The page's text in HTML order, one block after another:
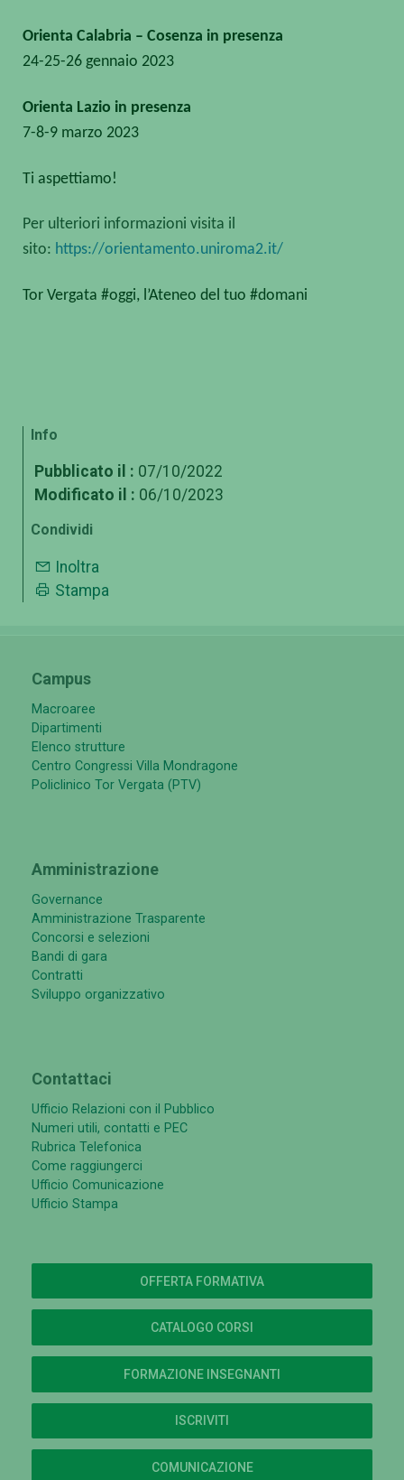
Orienta Calabria – Cosenza in presenza
24-25-26 gennaio 2023
Orienta Lazio in presenza
7-8-9 marzo 2023
Ti aspettiamo!
Per ulteriori informazioni visita il
sito: https://orientamento.uniroma2.it/
Tor Vergata #oggi, l’Ateneo del tuo #domani
Info
Pubblicato il : 07/10/2022
Modificato il : 06/10/2023
Condividi
Inoltra
Stampa
Campus
Macroaree
Dipartimenti
Elenco strutture
Centro Congressi Villa Mondragone
Policlinico Tor Vergata (PTV)
Amministrazione
Governance
Amministrazione Trasparente
Concorsi e selezioni
Bandi di gara
Contratti
Sviluppo organizzativo
Contattaci
Ufficio Relazioni con il Pubblico
Numeri utili, contatti e PEC
Rubrica Telefonica
Come raggiungerci
Ufficio Comunicazione
Ufficio Stampa
OFFERTA FORMATIVA
CATALOGO CORSI
FORMAZIONE INSEGNANTI
ISCRIVITI
COMUNICAZIONE